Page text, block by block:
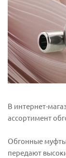
В интернет-
ассортимент
Обгонные
передают